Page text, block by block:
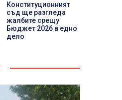
Конституционният
съд ще разгледа
жалбите срещу
Бюджет 2026 в едно
дело